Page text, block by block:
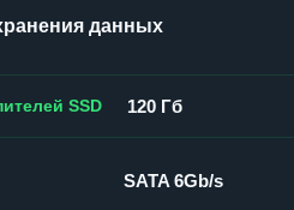
данных
SSD 120 Гб
SATA 6Gb/s